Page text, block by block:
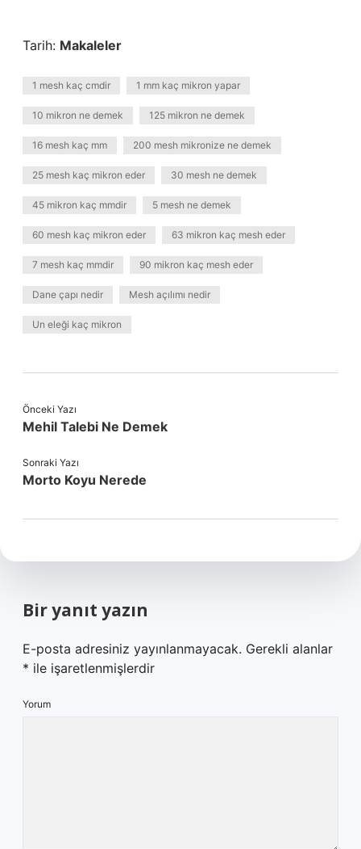
Tarih: Makaleler
1 mesh kaç cmdir 1 mm kaç mikron yapar
10 mikron ne demek 125 mikron ne demek
16 mesh kaç mm 200 mesh mikronize ne demek
25 mesh kaç mikron eder 30 mesh ne demek
45 mikron kaç mmdir 5 mesh ne demek
60 mesh kaç mikron eder 63 mikron kaç mesh eder
7 mesh kaç mmdir 90 mikron kaç mesh eder
Dane çapı nedir Mesh açılımı nedir
Un eleği kaç mikron
Önceki Yazı
Mehil Talebi Ne Demek
Sonraki Yazı
Morto Koyu Nerede
Bir yanıt yazın
E-posta adresiniz yayınlanmayacak. Gerekli alanlar
* ile işaretlenmişlerdir
Yorum